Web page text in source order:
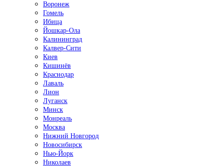
Воронеж
Гомель
Ибица
Йошкар-Ола
Калининград
Калвер-Сити
Киев
Кишинёв
Краснодар
Лаваль
Лион
Луганск
Минск
Монреаль
Москва
Нижний Новгород
Новосибирск
Нью-Йорк
Николаев